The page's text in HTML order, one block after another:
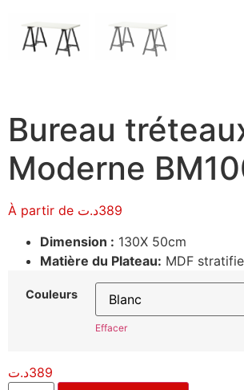
Bureau
Moderne
À partir de 389د.ت
Dimension : 130X 50cm
Matière du Plateau: MDF
Couleurs
Effacer
389د.ت